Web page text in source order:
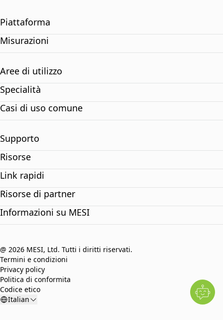
Piattaforma
Misurazioni
Aree di utilizzo
Specialità
Casi di uso comune
Supporto
Risorse
Link rapidi
Risorse di partner
Informazioni su MESI
@ 2026 MESI, Ltd. Tutti i diritti riservati.
Termini e condizioni
Privacy policy
Politica di conformita
Codice etico
Italian